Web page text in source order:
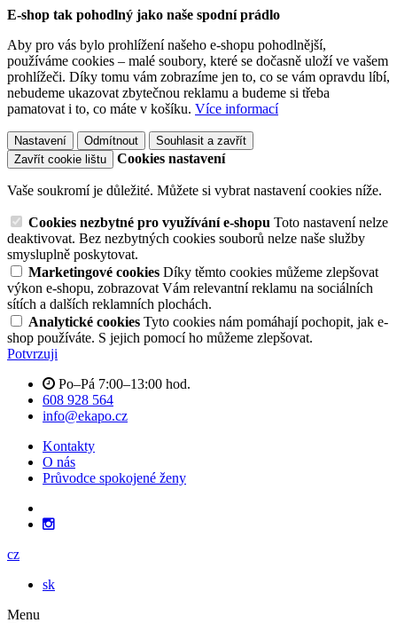
E-shop tak pohodlný jako naše spodní prádlo
Aby pro vás bylo prohlížení našeho e-shopu pohodlnější,
používáme cookies – malé soubory, které se dočasně uloží ve vašem
prohlížeči. Díky tomu vám zobrazíme jen to, co se vám opravdu líbí,
nebudeme ukazovat zbytečnou reklamu a budeme si třeba
pamatovat i to, co máte v košíku. Více informací
Nastavení Odmítnout
Souhlasit a zavřít
Zavřít cookie lištu
Cookies nastavení
Vaše soukromí je důležité. Můžete si vybrat nastavení cookies níže.
Cookies nezbytné pro využívání e-shopu Toto nastavení nelze
deaktivovat. Bez nezbytných cookies souborů nelze naše služby
smysluplně poskytovat.
Marketingové cookies Díky těmto cookies můžeme zlepšovat
výkon e-shopu, zobrazovat Vám relevantní reklamu na sociálních
sítích a dalších reklamních plochách.
Analytické cookies Tyto cookies nám pomáhají pochopit, jak e-
shop používáte. S jejich pomocí ho můžeme zlepšovat.
Potvrzuji
Po–Pá 7:00–13:00 hod.
608 928 564
info@ekapo.cz
Kontakty
O nás
Průvodce spokojené ženy
cz
sk
Menu